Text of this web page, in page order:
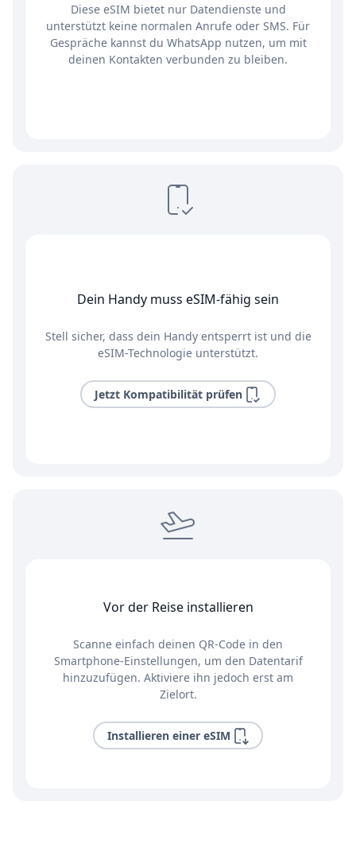
Diese eSIM bietet nur Datendienste und
unterstützt keine normalen Anrufe oder SMS. Für
Gespräche kannst du WhatsApp nutzen, um mit
deinen Kontakten verbunden zu bleiben.
Dein Handy muss eSIM-fähig sein
Stell sicher, dass dein Handy entsperrt ist und die
eSIM-Technologie unterstützt.
Jetzt Kompatibilität prüfen
Vor der Reise installieren
Scanne einfach deinen QR-Code in den
Smartphone-Einstellungen, um den Datentarif
hinzuzufügen. Aktiviere ihn jedoch erst am
Zielort.
Installieren einer eSIM